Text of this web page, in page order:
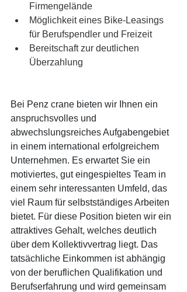
Firmengelände
Möglichkeit eines Bike-Leasings
für Berufspendler und Freizeit
Bereitschaft zur deutlichen
Überzahlung
Bei Penz crane bieten wir Ihnen ein
anspruchsvolles und
abwechslungsreiches Aufgabengebiet
in einem international erfolgreichem
Unternehmen. Es erwartet Sie ein
motiviertes, gut eingespieltes Team in
einem sehr interessanten Umfeld, das
viel Raum für selbstständiges Arbeiten
bietet. Für diese Position bieten wir ein
attraktives Gehalt, welches deutlich
über dem Kollektivvertrag liegt. Das
tatsächliche Einkommen ist abhängig
von der beruflichen Qualifikation und
Berufserfahrung und wird gemeinsam